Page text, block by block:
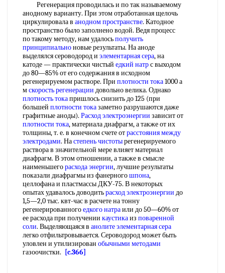
Регенерация проводилась и по так называемому
анодному варианту. При этом отработанная щелочь
циркулировала в анодном пространстве. Катодное
пространство было заполнено водой. Ведя процесс
по такому методу, нам удалосьполучить
принципиальноновые результаты. На аноде
выделялся сероводород и элементарная сера, на
катоде — практически чистый едкий натрс выходом
до 80—85% от его содержания в исходном
регенерируемом растворе. При плотности тока1000 а
мскорость регенерации довольно велика. Однако
плотность токапришлось снизить до 125 (при
большей плотности токазаметно разрушаются даже
графитные аноды). Расход электроэнергии зависит от
плотности тока, материала диафрагм, а также от их
толщины, т. е. в конечном счете отрасстояния между
электродами. Настепень чистотырегенерируемого
раствора в значительной мере влияет материал
диафрагм. В этом отношении, а также в смысле
наименьшегорасхода энергии, лучшие результаты
показали диафрагмы из фанерногошпона,
целлофана и пластмассы ДКУ-75. В некоторых
опытах удавалось доводитьрасход электроэнергии до
1,5—2,0 тыс. квт-час в расчете на тонну
регенерированногоедкого натраили до 50—60% от
ее расхода при получении каустикаиз поваренной
соли. Выделяющаяся в анолитеэлементарная сера
легко отфильтровывается. Сероводород может быть
уловлен и утилизирован обычными методами
газоочистки.
[c.366]